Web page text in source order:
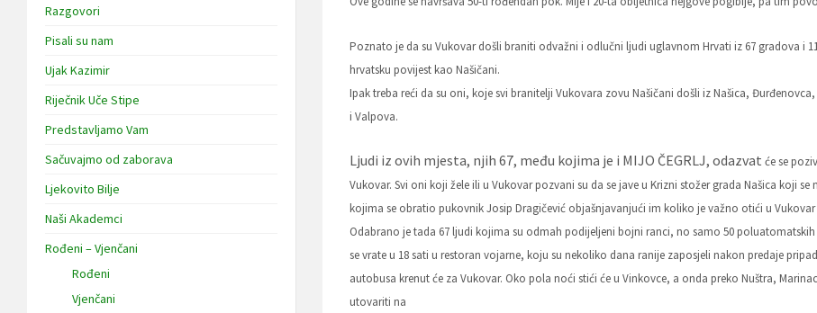
Poznato je da su Vukovar došli braniti odvažni i odlučni ljudi uglavnom Hrvati iz 67 gradova i
hrvatsku povijest kao Našičani.
Ipak treba reći da su oni, koje svi branitelji Vukovara zovu Našičani došli iz Našica,
i Valpova.
Ljudi iz ovih mjesta, njih 67, među kojima je i MIJO ČEGRLJ, odazvatće se
Vukovar. Svi oni koji žele ili u Vukovar pozvani su da se jave u Krizni stožer grada Našica koji
kojima se obratio pukovnik Josip Dragičević objašnjavanjući im koliko je važno otići u
Odabrano je tada 67 ljudi kojima su odmah podijeljeni bojni ranci, no samo 50
se vrate u 18 sati u restoran vojarne, koju su nekoliko dana ranije zaposjeli nakon predaje
autobusa krenut će za Vukovar. Oko pola noći stići će u Vinkovce, a onda preko Nuštra,
utovariti na
Razgovori
Pisali su nam
Ujak Kazimir
Riječnik Uče Stipe
Predstavljamo Vam
Sačuvajmo od zaborava
Ljekovito Bilje
Naši Akademci
Rođeni – Vjenčani
Rođeni
Vjenčani